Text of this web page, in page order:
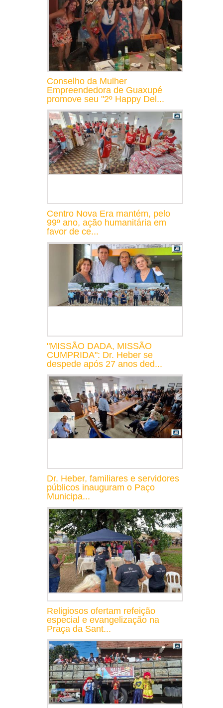
Conselho da Mulher
Empreendedora de Guaxupé
promove seu "2º Happy Del...
Centro Nova Era mantém, pelo
99º ano, ação humanitária em
favor de ce...
"MISSÃO DADA, MISSÃO
CUMPRIDA": Dr. Heber se
despede após 27 anos ded...
Dr. Heber, familiares e servidores
públicos inauguram o Paço
Municipa...
Religiosos ofertam refeição
especial e evangelização na
Praça da Sant...